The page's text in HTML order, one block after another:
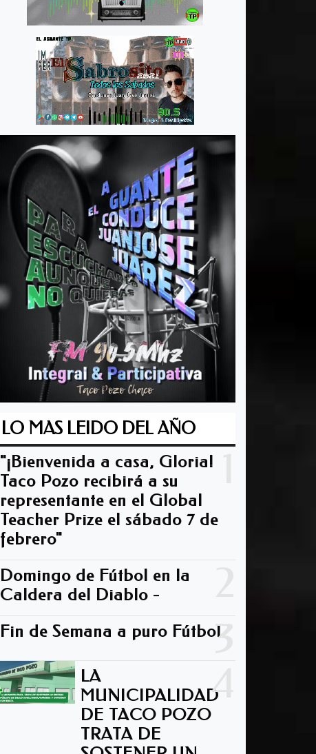
LO MAS LEIDO DEL AÑO
"¡Bienvenida a casa, Gloria!
Taco Pozo recibirá a su
representante en el Global
Teacher Prize el sábado 7 de
febrero"
Domingo de Fútbol en la
Caldera del Diablo -
3
Fin de Semana a puro Fútbol
4
LA
MUNICIPALIDAD
DE TACO POZO
TRATA DE